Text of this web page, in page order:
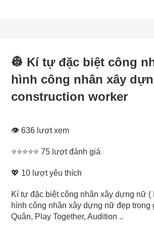
👷‍ Kí tự đặc biệt công
hình công nhân xây
construction worker
👁 636 lượt xem
⭐⭐⭐⭐⭐ 75 lượt đánh giá
💖 10 lượt yêu thích
Kí tự đặc biệt công nhân xây dựng nữ
hình công nhân xây dựng nữ đẹp
Quân, Play Together, Audition ..